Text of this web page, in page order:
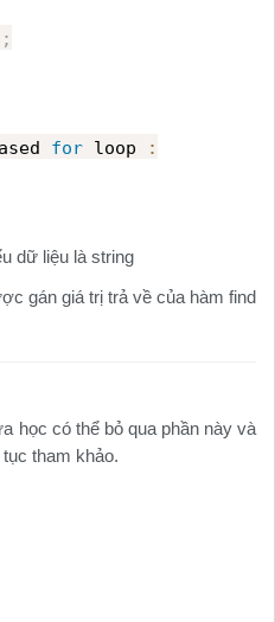
;
for loop
:
dữ liệu là string
gán giá trị trả về của hàm find
học có thể bỏ qua phần này và
tham khảo.